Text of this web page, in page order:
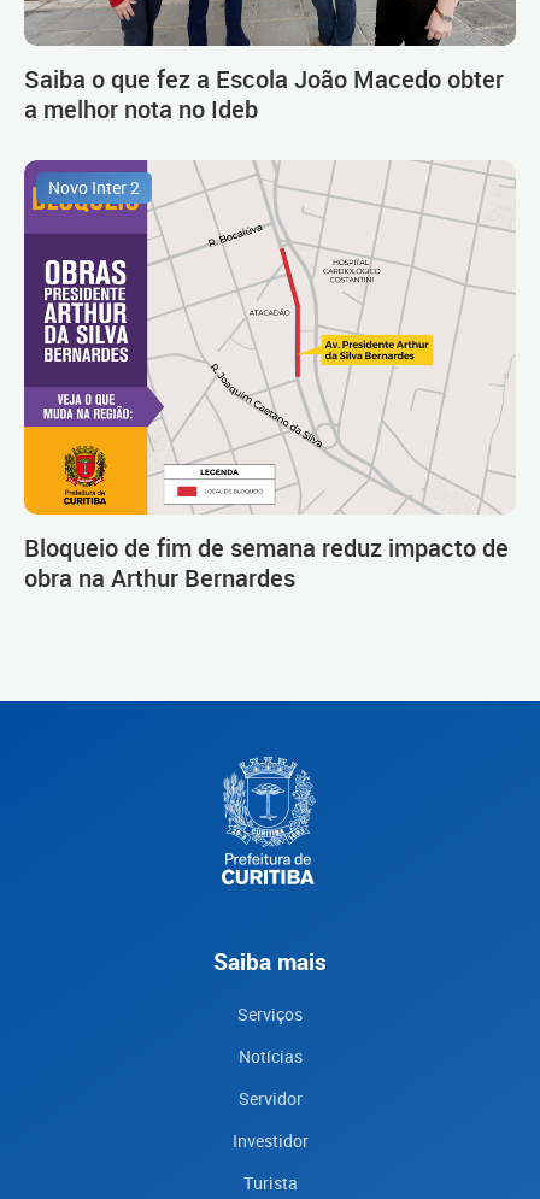
Saiba o que fez a Escola João Macedo obter
a melhor nota no Ideb
Novo Inter 2
Bloqueio de fim de semana reduz impacto de
obra na Arthur Bernardes
Saiba mais
Serviços
Notícias
Servidor
Investidor
Turista